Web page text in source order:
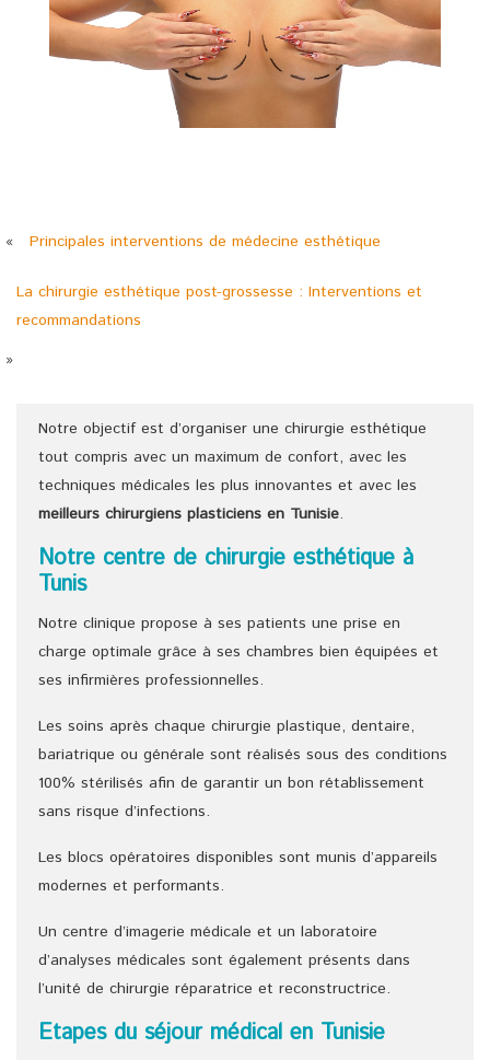
« Principales interventions de médecine esthétique
La chirurgie esthétique post-grossesse : Interventions et
recommandations
»
Notre objectif est d’organiser une chirurgie esthétique
tout compris avec un maximum de confort, avec les
techniques médicales les plus innovantes et avec les
meilleurs chirurgiens plasticiens en Tunisie.
Notre centre de chirurgie esthétique à
Tunis
Notre clinique propose à ses patients une prise en
charge optimale grâce à ses chambres bien équipées et
ses infirmières professionnelles.
Les soins après chaque chirurgie plastique, dentaire,
bariatrique ou générale sont réalisés sous des conditions
100% stérilisés afin de garantir un bon rétablissement
sans risque d’infections.
Les blocs opératoires disponibles sont munis d’appareils
modernes et performants.
Un centre d’imagerie médicale et un laboratoire
d’analyses médicales sont également présents dans
l’unité de chirurgie réparatrice et reconstructrice.
Etapes du séjour médical en Tunisie